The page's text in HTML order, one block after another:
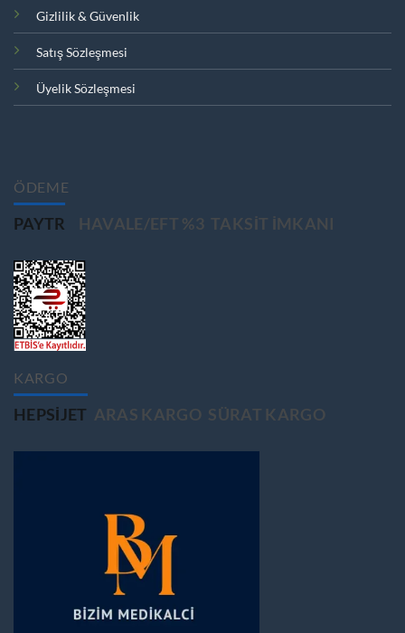
Gizlilik & Güvenlik
Satış Sözleşmesi
Üyelik Sözleşmesi
ÖDEME
PAYTR HAVALE/EFT %3 TAKSIT IMKANI
KARGO
HEPSIJET ARAS KARGO SÜRAT KARGO